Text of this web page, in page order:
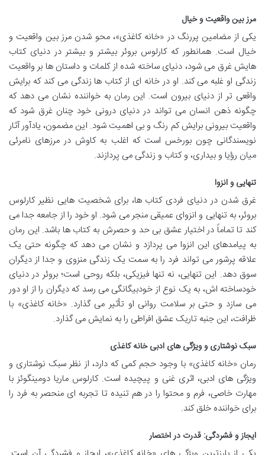
مرز بین واقعیت و خیال
یکی از مضامین پررنگ در «خانه کاغذی»، محو شدن مرز بین واقعیت و
خیال است. همانطور که کارلوس بروئر بیشتر و بیشتر در دنیای کتاب
هایش غرق می شود، دنیای ساخته شده از کلمات و داستان ها بر واقعیت
زندگی او غلبه می کند. او در خانه ای از کتاب ها زندگی می کند که برایش
واقعی تر از دنیای بیرون است. این رمان به خواننده نشان می دهد که
چگونه ذهن انسان می تواند در دنیای درونی خود چنان غرق شود که
واقعیت بیرونی برایش کم رنگ و بی اهمیت شود. این مضمون، یادآور آثار
نویسندگانی چون بورخس است که اغلب به کاوش در مرزهای نامرئی
میان رؤیا و بیداری، و کتاب و زندگی می پردازند.
تنهایی و انزوا
غرق شدن در دنیای فردی کتاب ها، برای شخصیت هایی نظیر کارلوس
بروئر، به تنهایی و انزوای عمیقی منجر می شود. او خود را از جامعه جدا می
کند تا تماماً در اختیار عشق بی حد و حصرش به کتاب ها باشد. این رمان
به پیامدهای این انزوا می پردازد و نشان می دهد که چگونه حتی یک
علاقه پرشور می تواند فرد را به سمت یک زندگی منزوی و جدا از دیگران
سوق دهد. این تنهایی، نه تنها فیزیکی، بلکه روحی است؛ بروئر در دنیای
خودساخته اش، به یک نوع از خودبیگانگی می رسد که دیگران را از او دور
می سازد و حتی بر سلامت روانی او تأثیر می گذارد. «خانه کاغذی» با
ظرافت، این جنبه تاریک عشق افراطی را به نمایش می گذارد.
سبک نوشتاری و ویژگی های ادبی خانه کاغذی
رمان «خانه کاغذی» با وجود حجم کمی که دارد، از نظر سبک نوشتاری و
ویژگی های ادبی، اثری غنی و پیچیده است. کارلوس ماریا دومینگوئز با
مهارت خاصی، فرم و محتوا را در هم تنیده تا تجربه ای منحصر به فرد را
برای خواننده خلق کند.
ایجاز و فشردگی: قدرت در اختصار